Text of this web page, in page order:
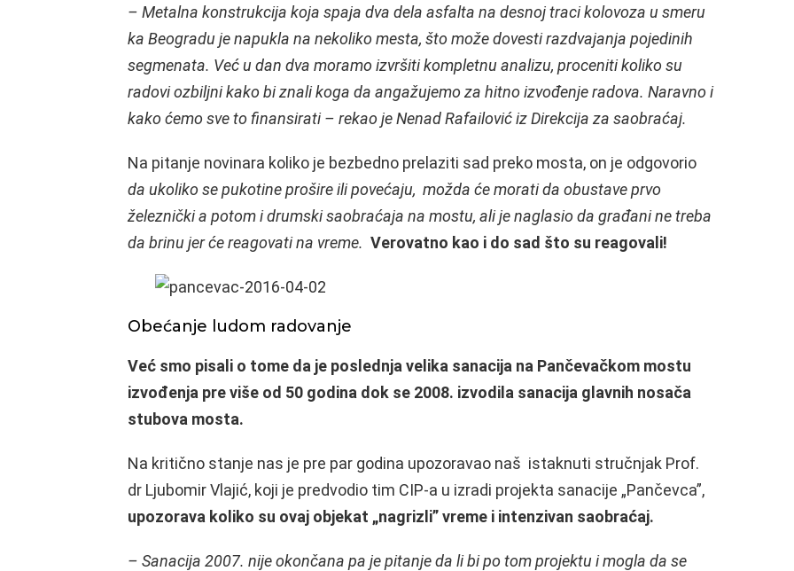
– Metalna konstrukcija koja spaja dva dela asfalta na desnoj traci kolovoza u smeru
ka Beogradu je napukla na nekoliko mesta, što može dovesti razdvajanja pojedinih
segmenata. Već u dan dva moramo izvršiti kompletnu analizu, proceniti koliko su
radovi ozbiljni kako bi znali koga da angažujemo za hitno izvođenje radova. Naravno i
kako ćemo sve to finansirati – rekao je Nenad Rafailović iz Direkcija za saobraćaj.
Na pitanje novinara koliko je bezbedno prelaziti sad preko mosta, on je odgovorio
da ukoliko se pukotine prošire ili povećaju, možda će morati da obustave prvo
železnički a potom i drumski saobraćaja na mostu, ali je naglasio da građani ne treba
da brinu jer će reagovati na vreme. Verovatno kao i do sad što su reagovali!
Obećanje ludom radovanje
Već smo pisali o tome da je poslednja velika sanacija na Pančevačkom mostu
izvođenja pre više od 50 godina dok se 2008. izvodila sanacija glavnih nosača
stubova mosta.
Na kritično stanje nas je pre par godina upozoravao naš istaknuti stručnjak Prof.
dr Ljubomir Vlajić, koji je predvodio tim CIP-a u izradi projekta sanacije „Pančevca”,
upozorava koliko su ovaj objekat „nagrizli” vreme i intenzivan saobraćaj.
– Sanacija 2007. nije okončana pa je pitanje da li bi po tom projektu i mogla da se